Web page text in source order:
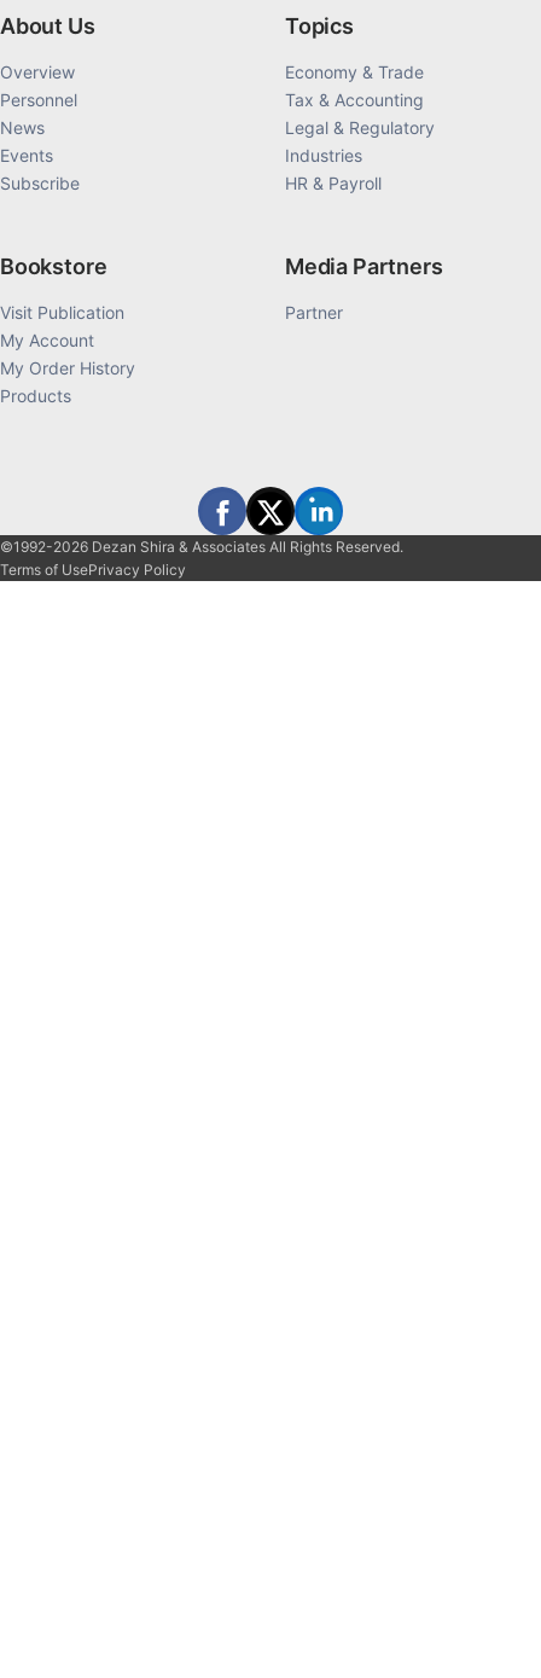
About Us
Overview
Personnel
News
Events
Subscribe
Topics
Economy & Trade
Tax & Accounting
Legal & Regulatory
Industries
HR & Payroll
Bookstore
Visit Publication
My Account
My Order History
Products
Media Partners
Partner
©1992-2026 Dezan Shira & Associates All Rights Reserved.
Terms of UsePrivacy Policy